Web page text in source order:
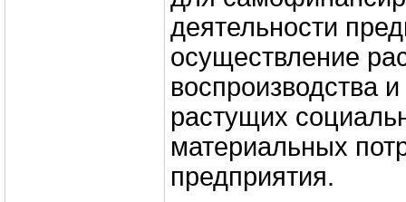
деятельности
осуществление
воспроизводства
растущих
материальных
предприятия.